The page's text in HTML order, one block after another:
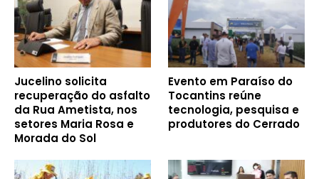
Jucelino solicita
recuperação do asfalto
da Rua Ametista, nos
setores Maria Rosa e
Morada do Sol
Evento em Paraíso do
Tocantins reúne
tecnologia, pesquisa e
produtores do Cerrado